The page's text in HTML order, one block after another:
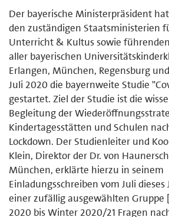
Der bayerische Ministerpräsident
den zuständigen Staatsministerien
Unterricht & Kultus sowie
aller bayerischen
Erlangen, München, Regensburg
Juli 2020 die bayernweite Studie
gestartet. Ziel der Studie ist die
Begleitung der
Kindertagesstätten und Schulen
Lockdown. Der Studienleiter und
Klein, Direktor der Dr. von
München, erklärte hierzu in seinem
Einladungsschreiben vom Juli
einer zufällig ausgewählten Gruppe
2020 bis Winter 2020/21 Fragen